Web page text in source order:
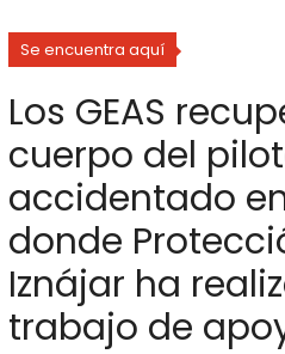
Se encuentra aquí
Los GEAS
cuerpo del
accidentado
donde
Iznájar ha
trabajo de